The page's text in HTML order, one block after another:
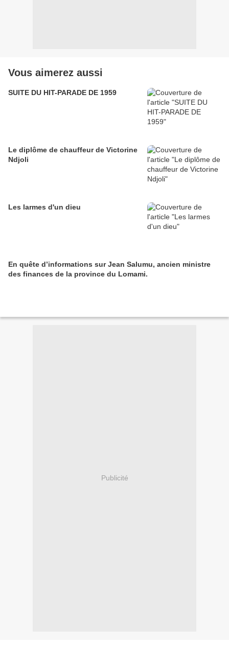
Vous aimerez aussi
SUITE DU HIT-PARADE DE 1959
Le diplôme de chauffeur de Victorine
Ndjoli
Les larmes d'un dieu
En quête d’informations sur Jean Salumu, ancien ministre
des finances de la province du Lomami.
Publicité